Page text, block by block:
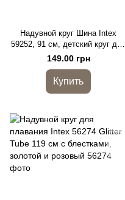
Надувной круг Шина Intex
59252, 91 см, детский круг для
плавания, винил 0,25 мм
149.00 грн
Купить